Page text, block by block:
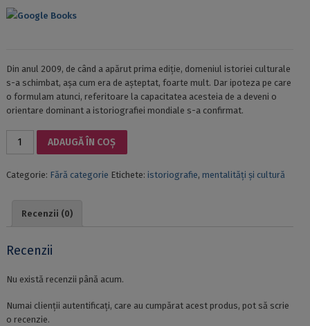
Google Books
Din anul 2009, de când a apărut prima ediție, domeniul istoriei culturale
s-a schimbat, așa cum era de așteptat, foarte mult. Dar ipoteza pe care
o formulam atunci, referitoare la capacitatea acesteia de a deveni o
orientare dominant a istoriografiei mondiale s-a confirmat.
Cantitate
ORIGINI,
EDIȚIA
DOUA
ȘI
ADAUGĂ ÎN COȘ
Categorie: Fără categorie Etichete: istoriografie, mentalități și cultură
Recenzii (0)
Recenzii
Nu există recenzii până acum.
Numai clienții autentificați, care au cumpărat acest produs, pot să scrie
o recenzie.